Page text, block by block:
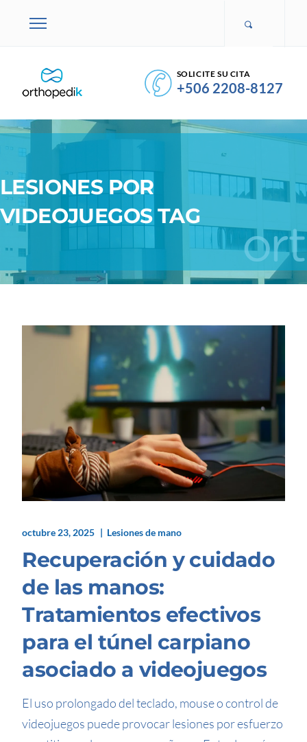
SOLICITE SU CITA
+506 2208-8127
LESIONES POR
VIDEOJUEGOS TAG
octubre 23, 2025 Lesiones de mano
Recuperación y cuidado
de las manos:
Tratamientos efectivos
para el túnel carpiano
asociado a videojuegos
El uso prolongado del teclado, mouse o control de
videojuegos puede provocar lesiones por esfuerzo